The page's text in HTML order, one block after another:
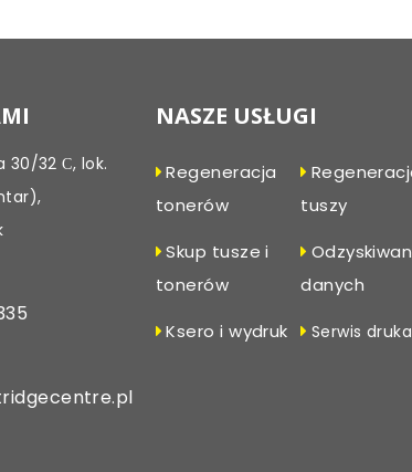
30/32 С, lok.
NASZE USŁUGI
Regeneracja
tonerów
tuszy
Skup tusze i
tonerów
danych
Ksero i wydruk
Serwis